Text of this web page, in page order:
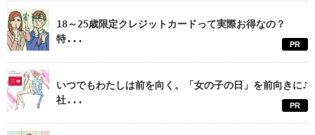
18～25歳限定クレジットカードって実際お得なの？
特...
PR
いつでもわたしは前を向く。「女の子の日」を前向きに♪
社...
PR